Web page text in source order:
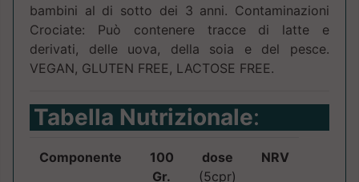
bambini al di sotto dei 3 anni. Contaminazioni
Crociate: Può contenere tracce di latte e
derivati, delle uova, della soia e del pesce.
VEGAN, GLUTEN FREE, LACTOSE FREE.
Tabella Nutrizionale:
Componente
100
Gr.
dose
(5cpr)
NRV